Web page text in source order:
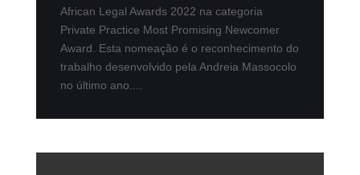
African Legal Awards 2022 na categoria
Private Practice Most Promising Newcomer
Award. Esta nomeação é o reconhecimento do
trabalho desenvolvido pela Andreia Massocolo
no último ano....